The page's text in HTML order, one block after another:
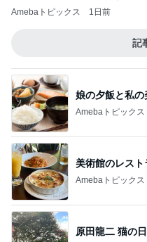
Amebaトピックス 1日前
記
娘の夕飯と私の
Amebaトピックス
美術館のレス
Amebaトピックス
原田龍二 猫の